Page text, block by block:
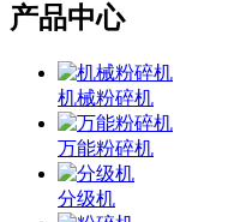
产品中心
机械粉碎机
万能粉碎机
分级机